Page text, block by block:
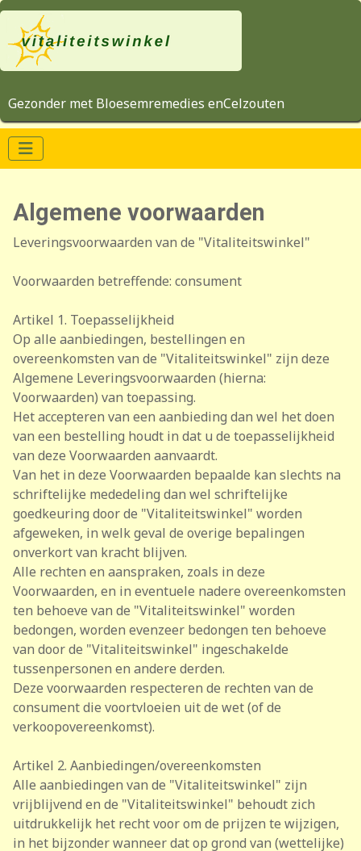
Gezonder met Bloesemremedies enCelzouten
Algemene voorwaarden
Leveringsvoorwaarden van de "Vitaliteitswinkel"
Voorwaarden betreffende: consument
Artikel 1. Toepasselijkheid
Op alle aanbiedingen, bestellingen en
overeenkomsten van de "Vitaliteitswinkel" zijn deze
Algemene Leveringsvoorwaarden (hierna:
Voorwaarden) van toepassing.
Het accepteren van een aanbieding dan wel het doen
van een bestelling houdt in dat u de toepasselijkheid
van deze Voorwaarden aanvaardt.
Van het in deze Voorwaarden bepaalde kan slechts na
schriftelijke mededeling dan wel schriftelijke
goedkeuring door de "Vitaliteitswinkel" worden
afgeweken, in welk geval de overige bepalingen
onverkort van kracht blijven.
Alle rechten en aanspraken, zoals in deze
Voorwaarden, en in eventuele nadere overeenkomsten
ten behoeve van de "Vitaliteitswinkel" worden
bedongen, worden evenzeer bedongen ten behoeve
van door de "Vitaliteitswinkel" ingeschakelde
tussenpersonen en andere derden.
Deze voorwaarden respecteren de rechten van de
consument die voortvloeien uit de wet (of de
verkoopovereenkomst).
Artikel 2. Aanbiedingen/overeenkomsten
Alle aanbiedingen van de "Vitaliteitswinkel" zijn
vrijblijvend en de "Vitaliteitswinkel" behoudt zich
uitdrukkelijk het recht voor om de prijzen te wijzigen,
in het bijzonder wanneer dat op grond van (wettelijke)